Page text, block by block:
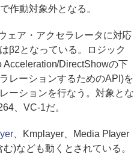
作動対象外となる。
ア・アクセラレータに対応
β2となっている。ロジック
DirectShowの下
レーションするためのAPI)を
ーションを行なう。対象とな
、VC-1だ。
、Kmplayer、Media Player
)なども動くとされている。